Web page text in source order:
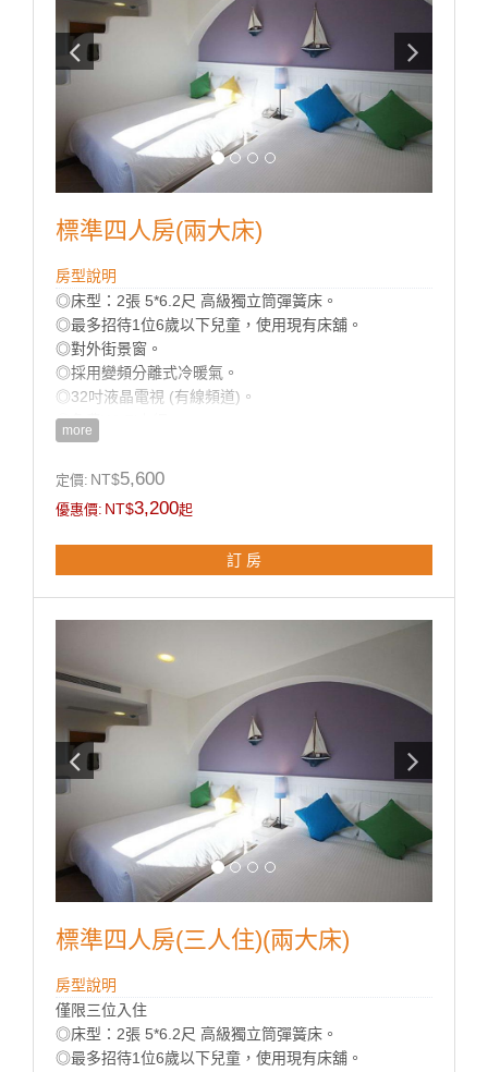
標準四人房(兩大床)
房型說明
◎床型：2張 5*6.2尺 高級獨立筒彈簧床。
◎最多招待1位6歲以下兒童，使用現有床舖。
◎對外街景窗。
◎採用變頻分離式冷暖氣。
◎32吋液晶電視 (有線頻道)。
◎免費Wi-Fi上網。
◎乾濕分離獨立衛浴。
◎寬廣平面停車場。
◎房內提供：小冰箱 / 盥洗用品 / 吹風機 / 電熱水瓶 / 茶
包 / 咖啡包 / 礦泉水 / 舒適乾淨羽毛被品。
more
定價: NT$5,600
優惠價: NT$3,200起
訂 房
標準四人房(三人住)(兩大床)
房型說明
僅限三位入住
◎床型：2張 5*6.2尺 高級獨立筒彈簧床。
◎最多招待1位6歲以下兒童，使用現有床舖。